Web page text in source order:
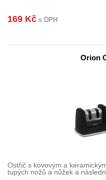
169 Kč s DPH
Orion
Ostřič s kovovým a
tupých nožů a nůžek a